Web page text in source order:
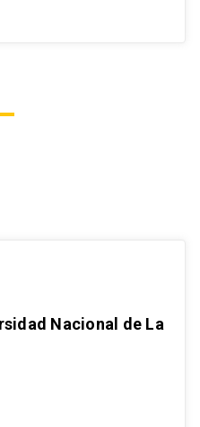
Nacional de La